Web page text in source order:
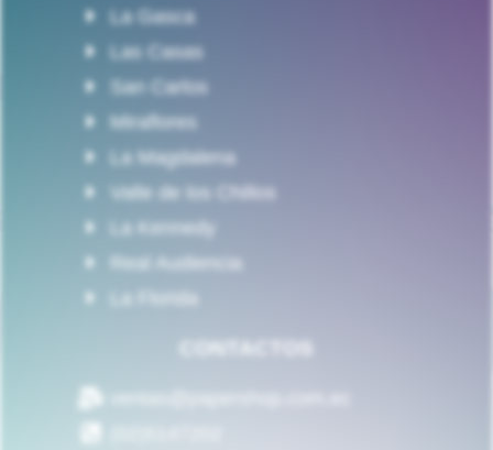
La Gasca
Las Casas
San Carlos
Miraflores
La Magdalena
Valle de los Chillos
La Kennedy
Real Audiencia
La Florida
CONTACTOS